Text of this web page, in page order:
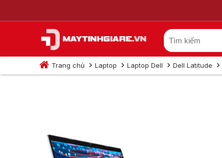
Trang chủ Laptop Laptop Dell Dell Latitude